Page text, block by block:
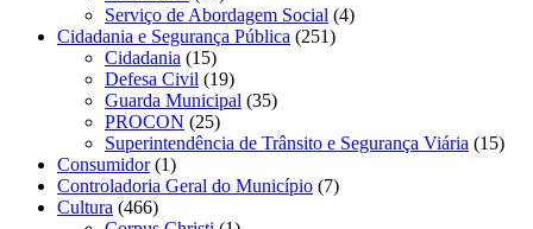
Serviço de Abordagem Social (4)
Cidadania e Segurança Pública (251)
Cidadania (15)
Defesa Civil (19)
Guarda Municipal (35)
PROCON (25)
Superintendência de Trânsito e Segurança Viária (15)
Consumidor(1)
Controladoria Geral do Município (7)
Cultura (466)